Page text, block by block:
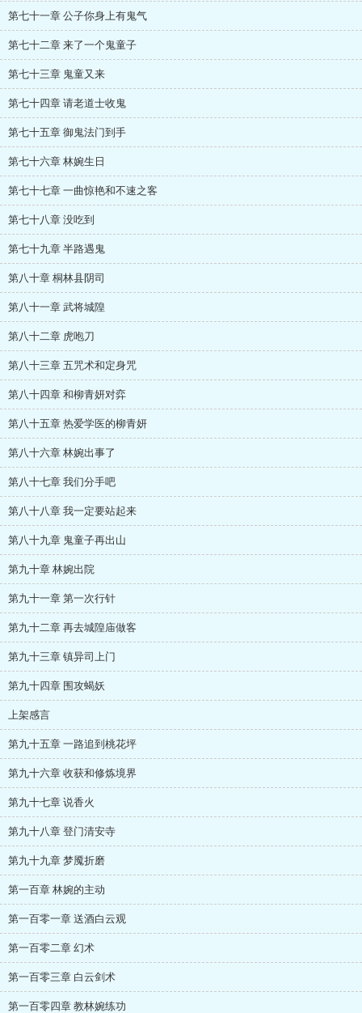
第七十一章 公子你身上有鬼气
第七十二章 来了一个鬼童子
第七十三章 鬼童又来
第七十四章 请老道士收鬼
第七十五章 御鬼法门到手
第七十六章 林婉生日
第七十七章 一曲惊艳和不速之客
第七十八章 没吃到
第七十九章 半路遇鬼
第八十章 桐林县阴司
第八十一章 武将城隍
第八十二章 虎咆刀
第八十三章 五咒术和定身咒
第八十四章 和柳青妍对弈
第八十五章 热爱学医的柳青妍
第八十六章 林婉出事了
第八十七章 我们分手吧
第八十八章 我一定要站起来
第八十九章 鬼童子再出山
第九十章 林婉出院
第九十一章 第一次行针
第九十二章 再去城隍庙做客
第九十三章 镇异司上门
第九十四章 围攻蝎妖
上架感言
第九十五章 一路追到桃花坪
第九十六章 收获和修炼境界
第九十七章 说香火
第九十八章 登门清安寺
第九十九章 梦魇折磨
第一百章 林婉的主动
第一百零一章 送酒白云观
第一百零二章 幻术
第一百零三章 白云剑术
第一百零四章 教林婉练功